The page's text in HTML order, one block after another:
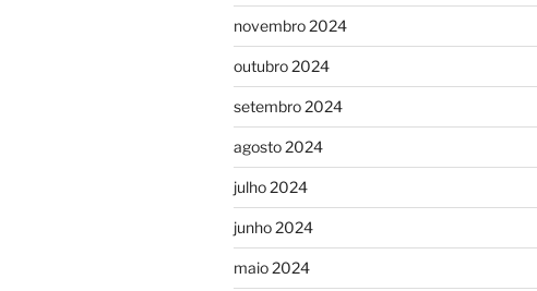
novembro 2024
outubro 2024
setembro 2024
agosto 2024
julho 2024
junho 2024
maio 2024